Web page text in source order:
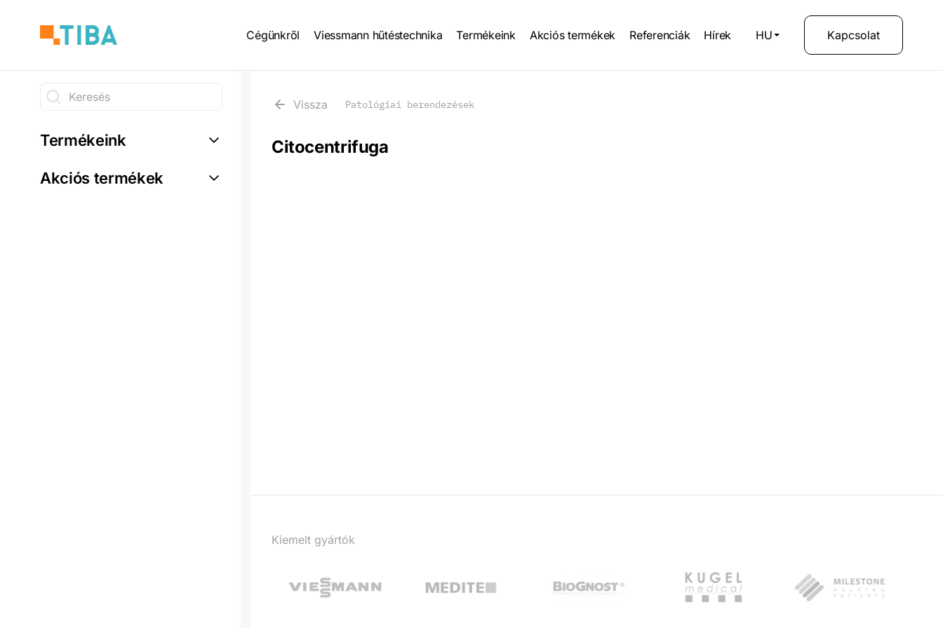
tartalomra
Kapcsolat
HU
Main
Cégünkről Viessmann hűtéstechnika Termékeink Akciós termékek Referenciák Hírek
Keresés
Keresés
Termékeink
Akciós termékek
Vissza Patológiai berendezések
Citocentrifuga
Kiemelt gyártók